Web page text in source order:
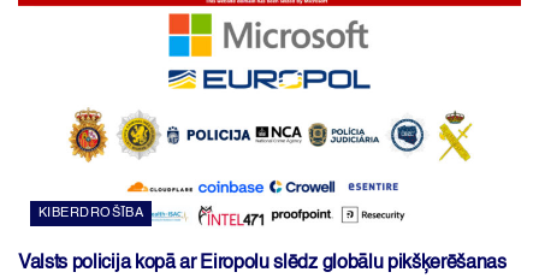
KIBERDROŠĪBA
Valsts policija kopā ar Eiropolu slēdz globālu pikšķerēšanas